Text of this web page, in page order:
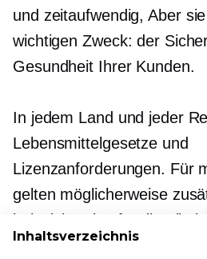
und zeitaufwendig, Aber
wichtigen Zweck: der
Gesundheit Ihrer Kunden.
In jedem Land und jeder
Lebensmittelgesetze und
Lizenzanforderungen. Für
gelten möglicherweise
beispielsweise für die
Milchindustrie.
Inhaltsverzeichnis